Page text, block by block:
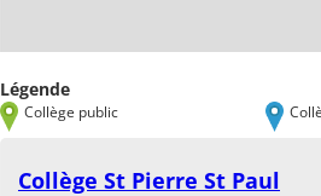
Légende
Collège public
Collège St Pierre St Paul